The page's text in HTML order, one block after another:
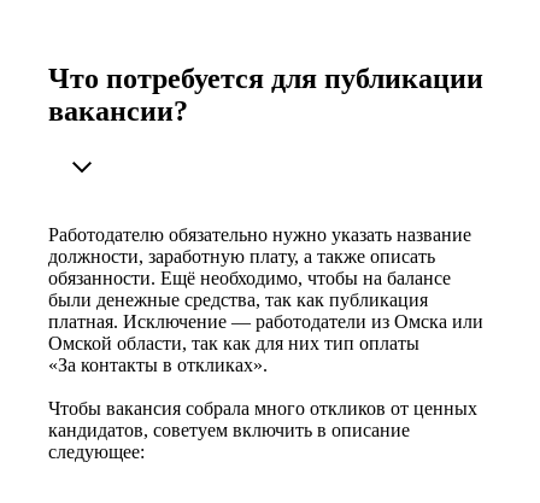
Что потребуется для публикации
вакансии?
Работодателю обязательно нужно указать название
должности, заработную плату, а также описать
обязанности. Ещё необходимо, чтобы на балансе
были денежные средства, так как публикация
платная. Исключение — работодатели из Омска или
Омской области, так как для них тип оплаты
«За контакты в откликах».
Чтобы вакансия собрала много откликов от ценных
кандидатов, советуем включить в описание
следующее: